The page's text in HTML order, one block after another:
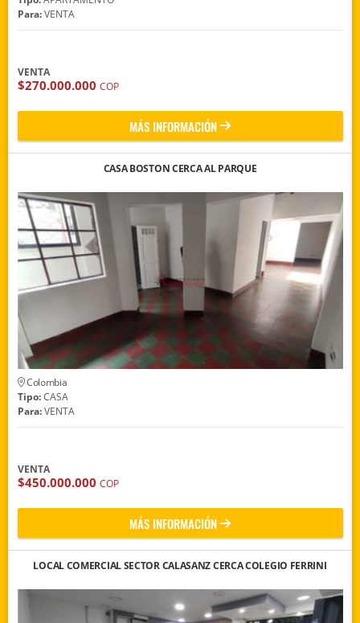
Para:VENTA
VENTA
$270.000.000 COP
MÁS INFORMACIÓN
CASA BOSTON CERCA AL PARQUE
Colombia
Tipo:CASA
Para:VENTA
VENTA
$450.000.000 COP
MÁS INFORMACIÓN
LOCAL COMERCIAL SECTOR CALASANZ CERCA COLEGIO FERRINI